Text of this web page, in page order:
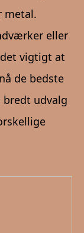
metal.
eller
vigtigt at
de bedste
bredt udvalg